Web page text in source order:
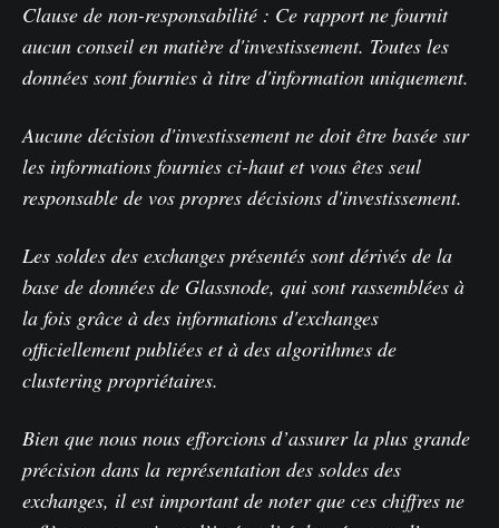
Clause de non-responsabilité : Ce rapport ne fournit
aucun conseil en matière d'investissement. Toutes les
données sont fournies à titre d'information uniquement.
Aucune décision d'investissement ne doit être basée sur
les informations fournies ci-haut et vous êtes seul
responsable de vos propres décisions d'investissement.
Les soldes des exchanges présentés sont dérivés de la
base de données de Glassnode, qui sont rassemblées à
la fois grâce à des informations d'exchanges
officiellement publiées et à des algorithmes de
clustering propriétaires.
Bien que nous nous efforcions d’assurer la plus grande
précision dans la représentation des soldes des
exchanges, il est important de noter que ces chiffres ne